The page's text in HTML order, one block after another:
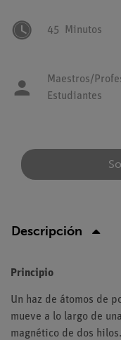
45 Minutos
Maestros/
Estudiantes
Descripción
Principio
Un haz de átomos de
mueve a lo largo de
magnético de dos